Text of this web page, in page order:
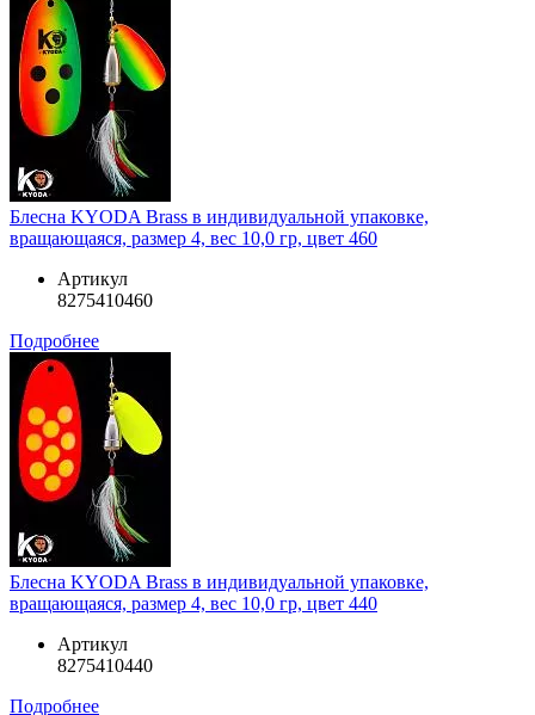
Блесна KYODA Brass в индивидуальной упаковке,
вращающаяся, размер 4, вес 10,0 гр, цвет 460
Артикул
8275410460
Подробнее
Блесна KYODA Brass в индивидуальной упаковке,
вращающаяся, размер 4, вес 10,0 гр, цвет 440
Артикул
8275410440
Подробнее